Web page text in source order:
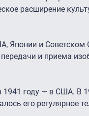
расширение
Японии и Советском
и приема
1941 году — в США. В
его регулярное